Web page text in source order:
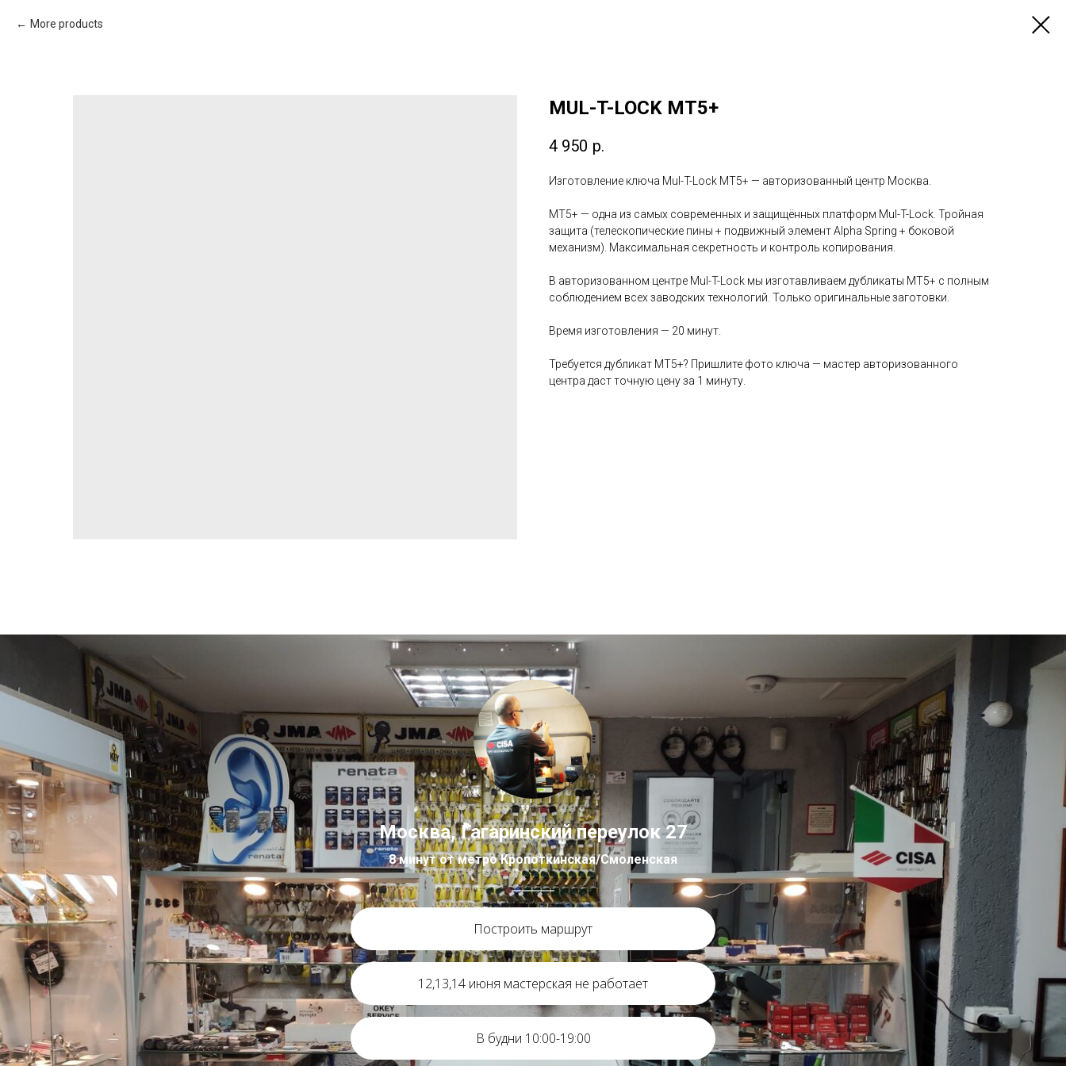
More products
MUL-T-LOCK MT5+
4 950 р.
Изготовление ключа Mul-T-Lock MT5+ — авторизованный центр Москва.
MT5+ — одна из самых современных и защищённых платформ Mul-T-Lock. Тройная
защита (телескопические пины + подвижный элемент Alpha Spring + боковой
механизм). Максимальная секретность и контроль копирования.
В авторизованном центре Mul-T-Lock мы изготавливаем дубликаты MT5+ с полным
соблюдением всех заводских технологий. Только оригинальные заготовки.
Время изготовления — 20 минут.
Требуется дубликат MT5+? Пришлите фото ключа — мастер авторизованного
центра даст точную цену за 1 минуту.
Москва, Гагаринский переулок 27
8 минут от метро Кропоткинская/Смоленская
Построить маршрут
12,13,14 июня мастерская не работает
В будни 10:00-19:00